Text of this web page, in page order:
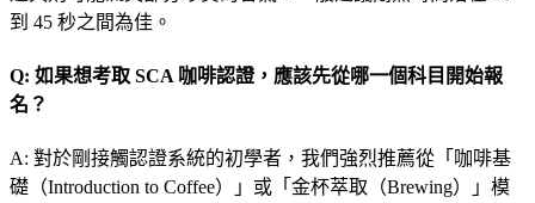
到 45 秒之間為佳。
Q: 如果想考取 SCA 咖啡認證，應該先從哪一個科目開始報
名？
A: 對於剛接觸認證系統的初學者，我們強烈推薦從「咖啡基
礎（Introduction to Coffee）」或「金杯萃取（Brewing）」模